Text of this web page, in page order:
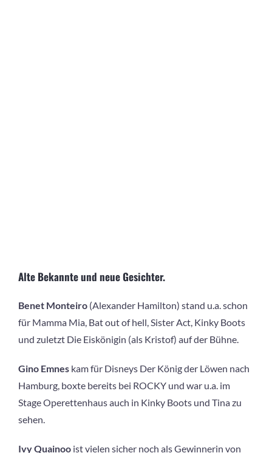
Alte Bekannte und neue Gesichter.
Benet Monteiro(Alexander Hamilton) stand u.a. schon
für Mamma Mia, Bat out of hell, Sister Act, Kinky Boots
und zuletzt Die Eiskönigin (als Kristof) auf der Bühne.
Gino Emneskam für Disneys Der König der Löwen nach
Hamburg, boxte bereits bei ROCKY und war u.a. im
Stage Operettenhaus auch in Kinky Boots und Tina zu
sehen.
Ivy Quainooist vielen sicher noch als Gewinnerin von